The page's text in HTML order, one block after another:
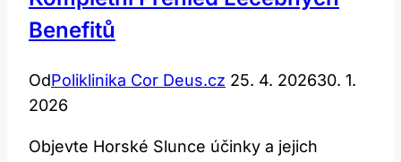
Benefitů
OdPoliklinika Cor Deus.cz 25. 4. 202630. 1.
2026
Objevte Horské Slunce účinky a jejich